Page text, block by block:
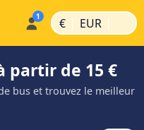
€ | EUR |
partir de 15 €
bus et trouvez le meilleur